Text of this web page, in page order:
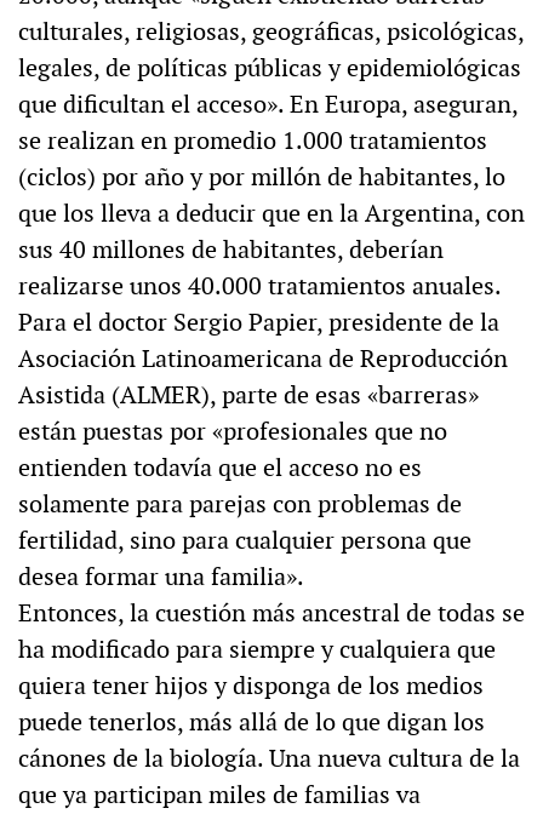
culturales, religiosas, geográficas, psicológicas,
legales, de políticas públicas y epidemiológicas
que dificultan el acceso». En Europa, aseguran,
se realizan en promedio 1.000 tratamientos
(ciclos) por año y por millón de habitantes, lo
que los lleva a deducir que en la Argentina, con
sus 40 millones de habitantes, deberían
realizarse unos 40.000 tratamientos anuales.
Para el doctor Sergio Papier, presidente de la
Asociación Latinoamericana de Reproducción
Asistida (ALMER), parte de esas «barreras»
están puestas por «profesionales que no
entienden todavía que el acceso no es
solamente para parejas con problemas de
fertilidad, sino para cualquier persona que
desea formar una familia».
Entonces, la cuestión más ancestral de todas se
ha modificado para siempre y cualquiera que
quiera tener hijos y disponga de los medios
puede tenerlos, más allá de lo que digan los
cánones de la biología. Una nueva cultura de la
que ya participan miles de familias va